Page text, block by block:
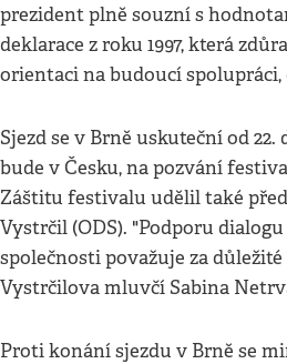
prezident plně souzní s
deklarace z roku 1997, která
orientaci na budoucí spolupráci,
Sjezd se v Brně uskuteční od 22.
bude v Česku, na pozvání
Záštitu festivalu udělil také
Vystrčil (ODS). "Podporu
společnosti považuje za
Vystrčilova mluvčí Sabina
Proti konání sjezdu v Brně se